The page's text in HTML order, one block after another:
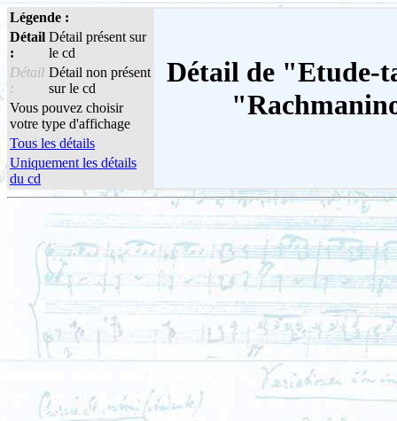
Légende :
Détail de "Etude-
Détail
:
Détail présent sur
le cd
Détail
:
Détail non présent
sur le cd
Vous pouvez choisir
votre type d'affichage
Tous les détails
Uniquement les détails
du cd